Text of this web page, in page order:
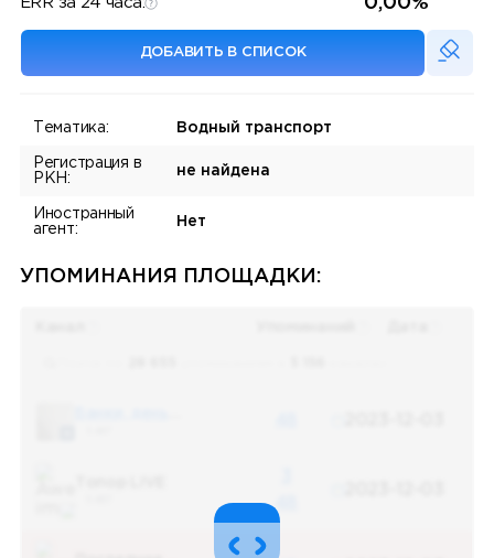
ERR за 24 часа:
ДОБАВИТЬ В СПИСОК
Тематика: Водный транспорт
Регистрация в
РКН:
не найдена
Иностранный
агент:
Нет
УПОМИНАНИЯ ПЛОЩАДКИ:
48